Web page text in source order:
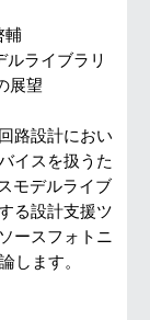
輔
ルライブラリ
展望
路設計におい
イスを扱うた
モデルライブ
る設計支援ツ
ースフォトニ
します。